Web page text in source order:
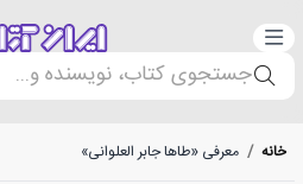
دسته‌بندی
جستجوی کتاب، نویسنده و...
خانه / معرفی «طاها جابر العلوانی»